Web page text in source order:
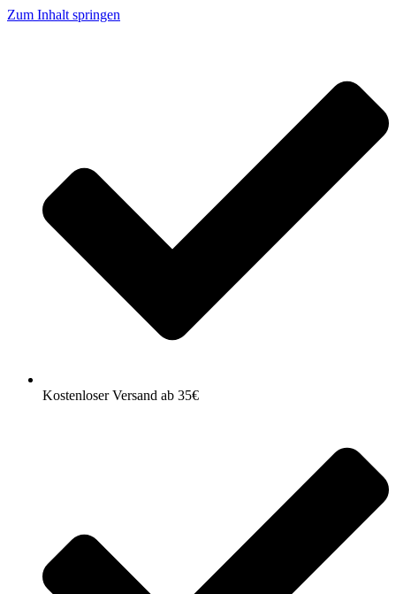
Zum Inhalt springen
Kostenloser Versand ab 35€